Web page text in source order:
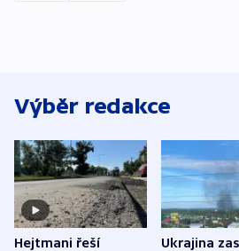
Výběr redakce
Hejtmani řeší
Ukrajina